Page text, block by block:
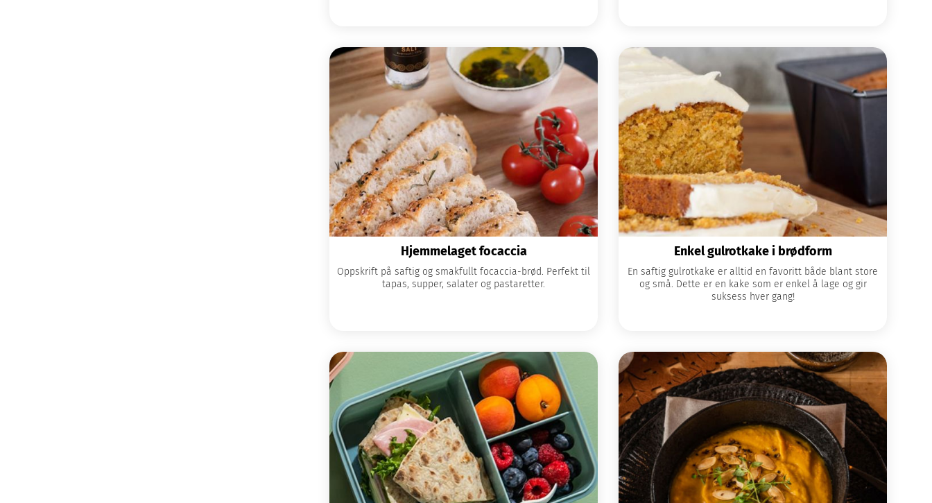
Hjemmelaget focaccia
Oppskrift på saftig og smakfullt focaccia-brød. Perfekt til
tapas, supper, salater og pastaretter.
Enkel gulrotkake i brødform
En saftig gulrotkake er alltid en favoritt både blant store
og små. Dette er en kake som er enkel å lage og gir
suksess hver gang!